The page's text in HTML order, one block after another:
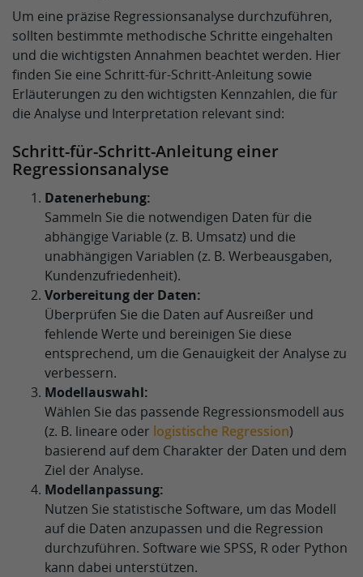
Um eine präzise Regressionsanalyse durchzuführen,
sollten bestimmte methodische Schritte eingehalten
und die wichtigsten Annahmen beachtet werden. Hier
finden Sie eine Schritt-für-Schritt-Anleitung sowie
Erläuterungen zu den wichtigsten Kennzahlen, die für
die Analyse und Interpretation relevant sind:
Schritt-für-Schritt-Anleitung einer
Regressionsanalyse
Datenerhebung:
Sammeln Sie die notwendigen Daten für die
abhängige Variable (z. B. Umsatz) und die
unabhängigen Variablen (z. B. Werbeausgaben,
Kundenzufriedenheit).
Vorbereitung der Daten:
Überprüfen Sie die Daten auf Ausreißer und
fehlende Werte und bereinigen Sie diese
entsprechend, um die Genauigkeit der Analyse zu
verbessern.
Modellauswahl:
Wählen Sie das passende Regressionsmodell aus
(z. B. lineare oder logistische Regression)
basierend auf dem Charakter der Daten und dem
Ziel der Analyse.
Modellanpassung:
Nutzen Sie statistische Software, um das Modell
auf die Daten anzupassen und die Regression
durchzuführen. Software wie SPSS, R oder Python
kann dabei unterstützen.